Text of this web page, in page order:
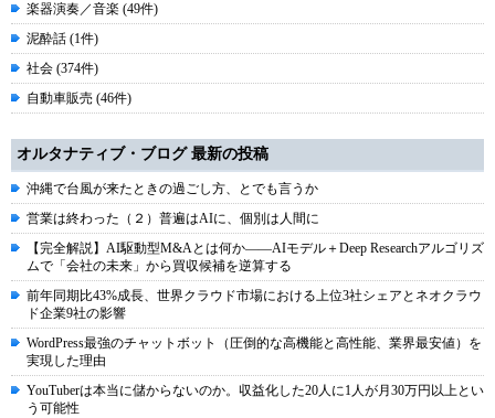
楽器演奏／音楽 (49件)
泥酔話 (1件)
社会 (374件)
自動車販売 (46件)
オルタナティブ・ブログ 最新の投稿
沖縄で台風が来たときの過ごし方、とでも言うか
営業は終わった（２）普遍はAIに、個別は人間に
【完全解説】AI駆動型M&Aとは何か――AIモデル＋Deep Researchアルゴリズ
ムで「会社の未来」から買収候補を逆算する
前年同期比43%成長、世界クラウド市場における上位3社シェアとネオクラウ
ド企業9社の影響
WordPress最強のチャットボット（圧倒的な高機能と高性能、業界最安値）を
実現した理由
YouTuberは本当に儲からないのか。収益化した20人に1人が月30万円以上とい
う可能性